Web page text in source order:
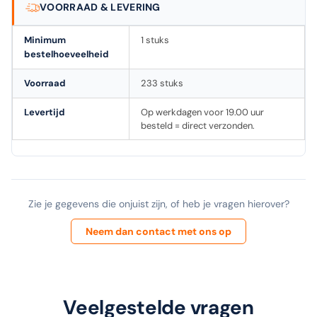
VOORRAAD & LEVERING
Minimum
bestelhoeveelheid
1 stuks
Voorraad 233 stuks
Levertijd
Op werkdagen voor 19.00 uur
besteld = direct verzonden.
Zie je gegevens die onjuist zijn, of heb je vragen hierover?
Neem dan contact met ons op
Veelgestelde vragen